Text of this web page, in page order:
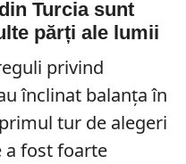
Turcia sunt
părți ale lumii
privind
înclinat balanța în
tur de alegeri
a fost foarte